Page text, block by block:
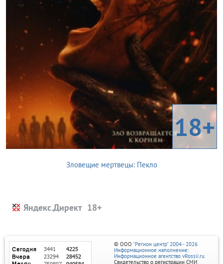
18+
Зловещие мертвецы: Пекло
Яндекс.Директ
© ООО "Регион центр" 2004 - 2026
Информационное наполнение:
Информационное агентство vRossii.ru
Свидетельство о регистрации СМИ